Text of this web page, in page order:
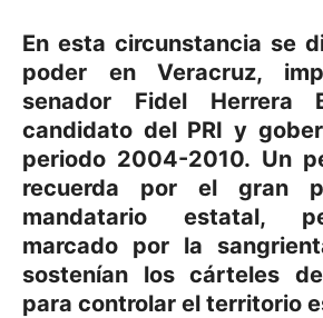
En esta circunstancia se
poder en Veracruz,
senador Fidel Herrera
candidato del PRI y
periodo 2004-2010. Un
recuerda por el gran
mandatario estatal,
marcado por la
sostenían los cárteles
para controlar el territorio